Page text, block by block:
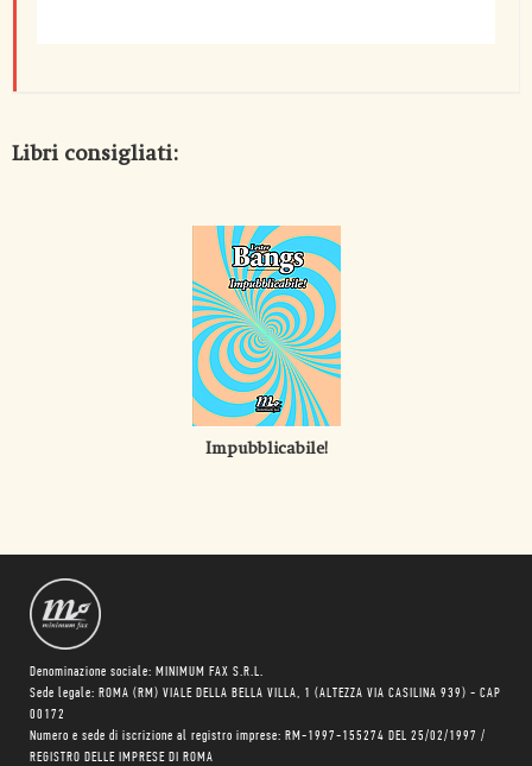
Libri consigliati:
Impubblicabile!
Denominazione sociale: MINIMUM FAX S.R.L.
Sede legale: ROMA (RM) VIALE DELLA BELLA VILLA, 1 (ALTEZZA VIA CASILINA 939) - CAP
00172
Numero e sede di iscrizione al registro imprese: RM-1997-155274 DEL 25/02/1997 /
REGISTRO DELLE IMPRESE DI ROMA